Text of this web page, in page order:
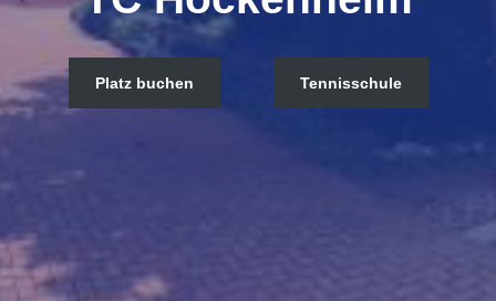
Platz buchen Tennisschule